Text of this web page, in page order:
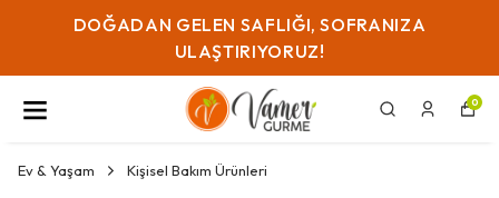
DOĞADAN GELEN SAFLIĞI, SOFRANIZA
ULAŞTIRIYORUZ!
0
Ev & Yaşam Kişisel Bakım Ürünleri